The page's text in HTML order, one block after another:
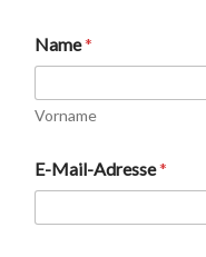
Name*
Vorname
E-Mail-Adresse*